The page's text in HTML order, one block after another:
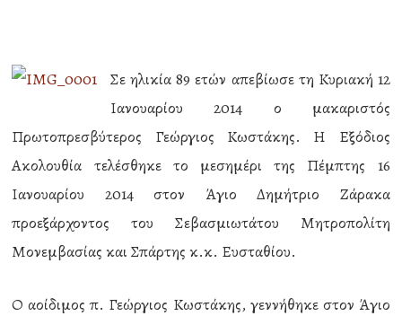
Σε ηλικία 89 ετών απεβίωσε τη Κυριακή 12
Ιανουαρίου 2014 ο μακαριστός
Πρωτοπρεσβύτερος Γεώργιος Κωστάκης. Η Εξόδιος
Ακολουθία τελέσθηκε το μεσημέρι της Πέμπτης 16
Ιανουαρίου 2014 στον Άγιο Δημήτριο Ζάρακα
προεξάρχοντος του Σεβασμιωτάτου Μητροπολίτη
Μονεμβασίας και Σπάρτης κ.κ. Ευσταθίου.
Ο αοίδιμος π. Γεώργιος Κωστάκης, γεννήθηκε στον Άγιο